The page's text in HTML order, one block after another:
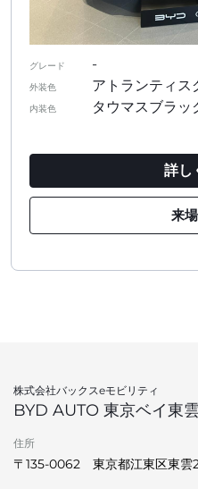
グレード -
外装色 アトランティス
内装色 タウマスブラッ
詳し
来
株式会社バックスeモビリティ
BYD AUTO 東京ベイ東雲
住所
〒135-0062 東京都江東区東雲